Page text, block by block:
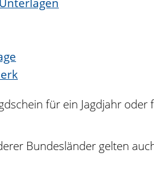
für ein Jagdjahr
Bundesländer gelten